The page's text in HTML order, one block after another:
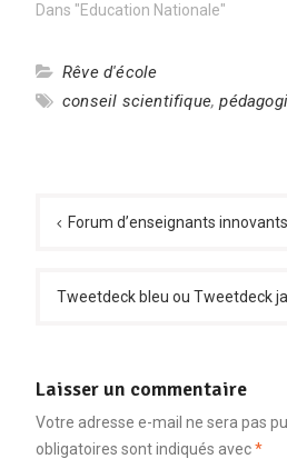
Dans "Education Nationale"
Rêve d'école
conseil scientifique,
de Forum d’enseignants innovants
Tweetdeck bleu ou Tweetdeck
Laisser un commentaire
Votre adresse e-mail ne sera pas
obligatoires sont indiqués avec*